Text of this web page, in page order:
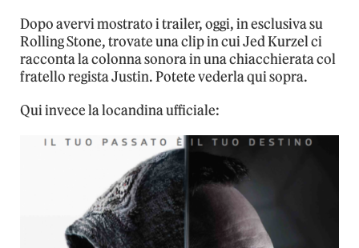
Dopo avervi mostrato i trailer, oggi, in esclusiva su
Rolling Stone, trovate una clip in cui Jed Kurzel ci
racconta la colonna sonora in una chiacchierata col
fratello regista Justin. Potete vederla qui sopra.
Qui invece la locandina ufficiale: